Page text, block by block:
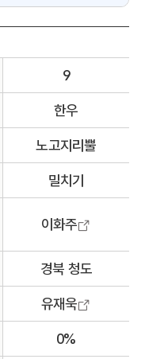
9
한우
노고지리뿔
밀치기
이화주
경북 청도
유재욱
0%